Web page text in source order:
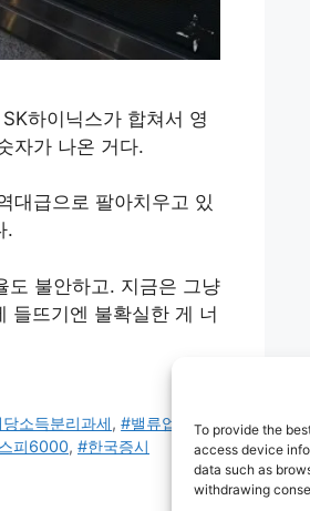
To provide the
access device
data such as
withdrawing
하이닉스가 합쳐서 영
자가 나온 거다.
대급으로 팔아치우고 있
.
도 불안하고. 지금은 그냥
들뜨기엔 불확실한 게 너
소득분리과세,#밸류업프로
피6000, #한국증시